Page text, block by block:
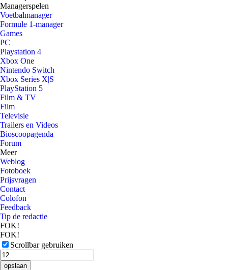
Managerspelen
Voetbalmanager
Formule 1-manager
Games
PC
Playstation 4
Xbox One
Nintendo Switch
Xbox Series X|S
PlayStation 5
Film & TV
Film
Televisie
Trailers en Videos
Bioscoopagenda
Forum
Meer
Weblog
Fotoboek
Prijsvragen
Contact
Colofon
Feedback
Tip de redactie
FOK!
FOK!
Scrollbar gebruiken
opslaan